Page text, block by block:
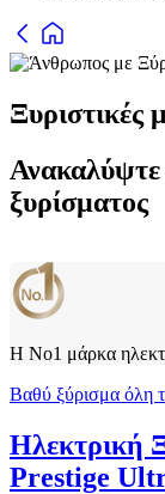
Ξυριστικές
Ανακαλύψτε
ξυρίσματος
Η Νο1 μάρκα
Βαθύ ξύρισμα όλη
Ηλεκτρική
Prestige